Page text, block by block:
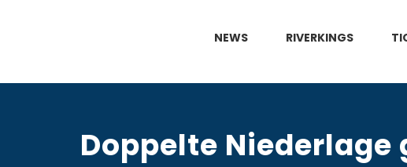
NEWS RIVERKINGS
Doppelte Niederlage